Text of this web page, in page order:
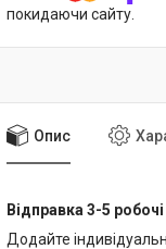
покидаючи сайту.
Опис
Відправка 3-5
Додайте